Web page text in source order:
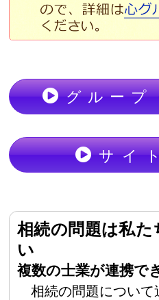
グループ
サイ
相続の問題は私
い
複数の士業が連携で
相続の問題につい